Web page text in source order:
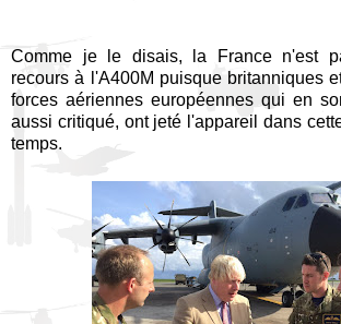
Comme je le disais, la France n'est
recours à l'A400M puisque britanniques
forces aériennes européennes qui en
aussi critiqué, ont jeté l'appareil dans
temps.